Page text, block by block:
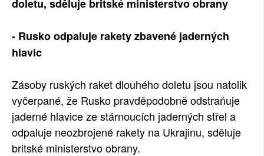
doletu, sděluje britské ministerstvo obrany
- Rusko odpaluje rakety zbavené jaderných
hlavic
Zásoby ruských raket dlouhého doletu jsou natolik
vyčerpané, že Rusko pravděpodobně odstraňuje
jaderné hlavice ze stárnoucích jaderných střel a
odpaluje neozbrojené rakety na Ukrajinu, sděluje
britské ministerstvo obrany.